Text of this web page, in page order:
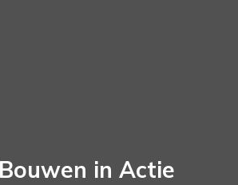
in Actie